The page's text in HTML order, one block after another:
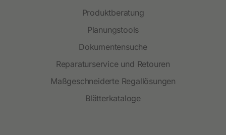
Produktberatung
Planungstools
Dokumentensuche
Reparaturservice und Retouren
Maßgeschneiderte Regallösungen
Blätterkataloge